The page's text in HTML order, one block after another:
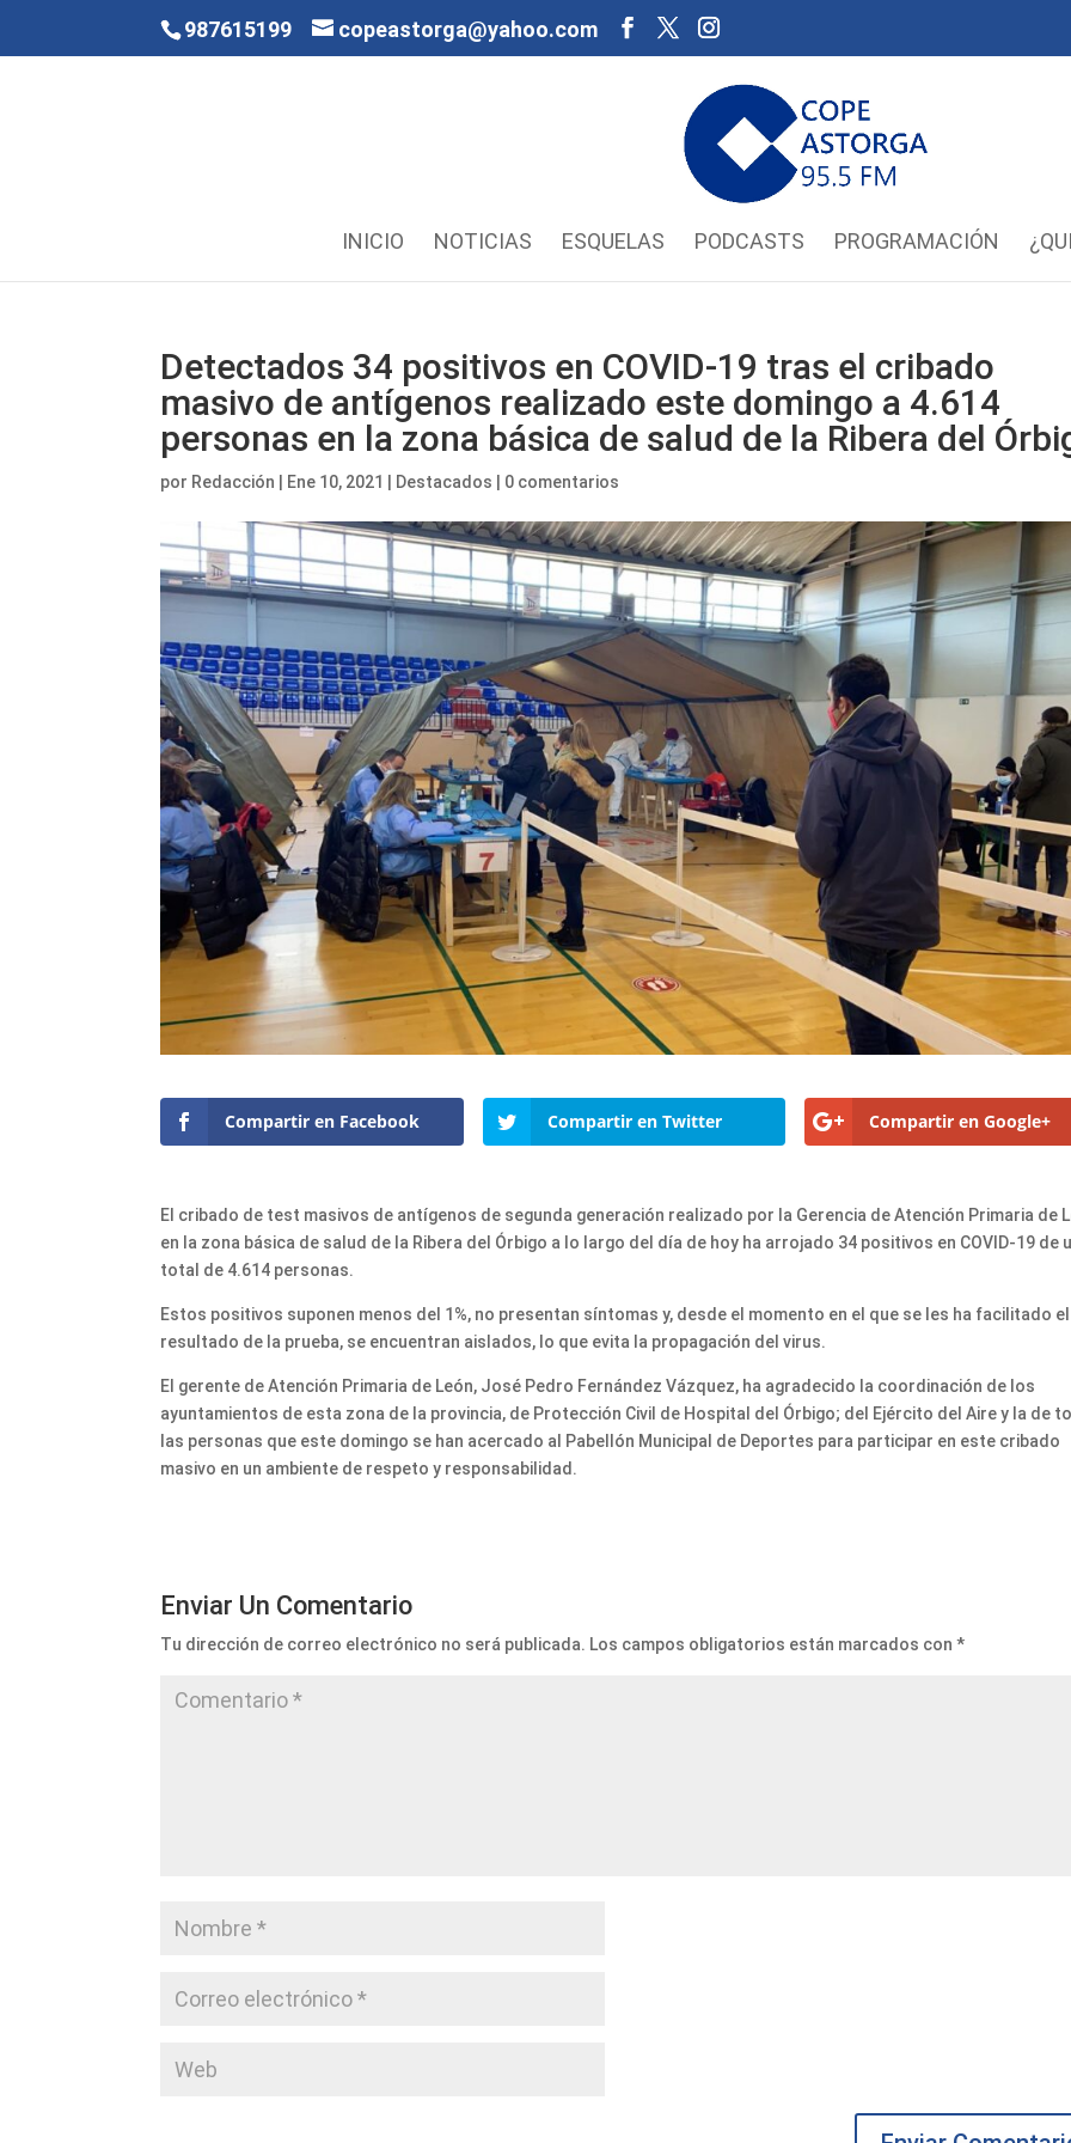
987615199 copeastorga@yahoo.com
INICIO NOTICIAS ESQUELAS PODCASTS PROGRAMACIÓN
Detectados 34 positivos en COVID-19 tras el cribado
masivo de antígenos realizado este domingo a 4.614
personas en la zona básica de salud de la Ribera del
por Redacción Ene 10, 2021 Destacados 0 comentarios
Compartir en Facebook Compartir en Twitter Compartir en Google+
El cribado de test masivos de antígenos de segunda generación realizado por la Gerencia de Atención Primaria de
en la zona básica de salud de la Ribera del Órbigo a lo largo del día de hoy ha arrojado 34 positivos en COVID-19 de
total de 4.614 personas.
Estos positivos suponen menos del 1%, no presentan síntomas y, desde el momento en el que se les ha facilitado el
resultado de la prueba, se encuentran aislados, lo que evita la propagación del virus.
El gerente de Atención Primaria de León, José Pedro Fernández Vázquez, ha agradecido la coordinación de los
ayuntamientos de esta zona de la provincia, de Protección Civil de Hospital del Órbigo; del Ejército del Aire y la de
las personas que este domingo se han acercado al Pabellón Municipal de Deportes para participar en este cribado
masivo en un ambiente de respeto y responsabilidad.
Enviar Un Comentario
Tu dirección de correo electrónico no será publicada. Los campos obligatorios están marcados con*